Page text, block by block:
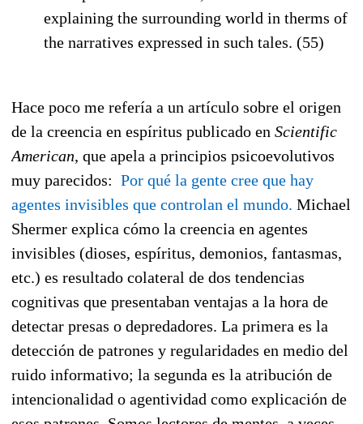
explaining the surrounding world in therms of
the narratives expressed in such tales. (55)
Hace poco me refería a un artículo sobre el origen
de la creencia en espíritus publicado en Scientific
American, que apela a principios psicoevolutivos
muy parecidos: Por qué la gente cree que hay
agentes invisibles que controlan el mundo. Michael
Shermer explica cómo la creencia en agentes
invisibles (dioses, espíritus, demonios, fantasmas,
etc.) es resultado colateral de dos tendencias
cognitivas que presentaban ventajas a la hora de
detectar presas o depredadores. La primera es la
detección de patrones y regularidades en medio del
ruido informativo; la segunda es la atribución de
intencionalidad o agentividad como explicación de